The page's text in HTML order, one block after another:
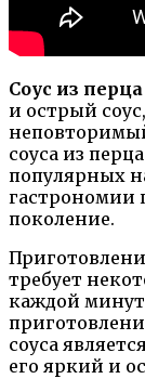
Соус из
и острый
соуса из
популярных
гастрономии
поколение.
требует
каждой
соуса
его яркий и